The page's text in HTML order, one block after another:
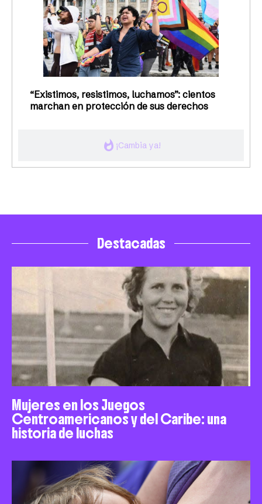
whatshot ¡Cambia ya!
“Existimos, resistimos, luchamos”: cientos
marchan en protección de sus derechos
Destacadas
Mujeres en los Juegos
Centroamericanos y del Caribe: una
historia de luchas